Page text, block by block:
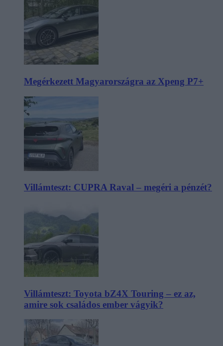
Megérkezett Magyarországra az Xpeng P7+
Villámteszt: CUPRA Raval – megéri a pénzét?
Villámteszt: Toyota bZ4X Touring – ez az,
amire sok családos ember vágyik?